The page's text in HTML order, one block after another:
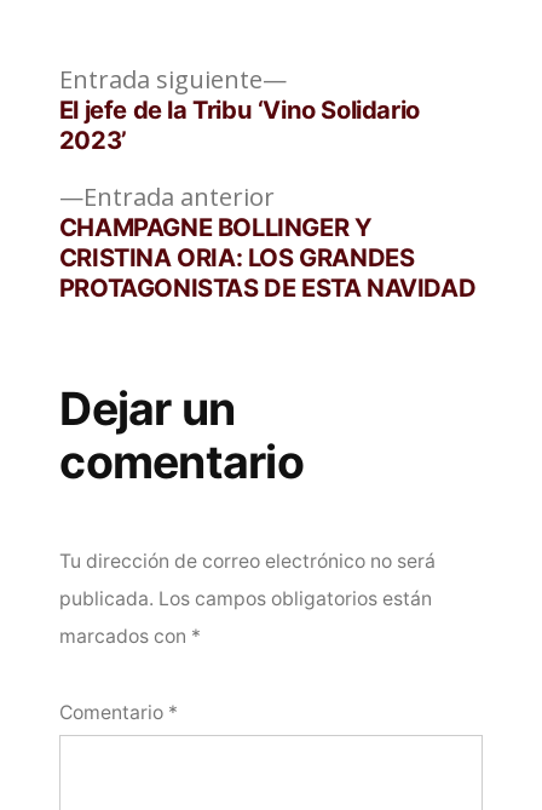
Navegación
de
entradas
Entrada anteriorEntrada
anterior:
CHAMPAGNE BOLLINGER Y
CRISTINA ORIA: LOS GRANDES
PROTAGONISTAS DE ESTA NAVIDAD
Entrada siguiente
Entrada
siguiente:
El jefe de la Tribu ‘Vino Solidario
2023’
Dejar un
comentario
Tu dirección de correo electrónico no será
publicada. Los campos obligatorios están
marcados con *
Comentario *